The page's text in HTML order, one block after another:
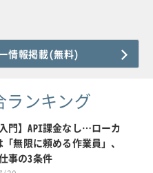
情報掲載(無料)
ランキング
入門】API課金なし…ローカ
「無限に頼める作業員」、
事の3条件